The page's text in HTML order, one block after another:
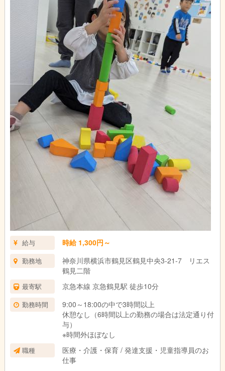
給与 時給 1,300円～
勤務地
神奈川県横浜市鶴見区鶴見中央3-21-7 リエス
鶴見二階
最寄駅 京急本線 京急鶴見駅 徒歩10分
勤務時間
9:00～18:00の中で3時間以上
休憩なし（6時間以上の勤務の場合は法定通り付
与）
※時間外ほぼなし
職種
医療・介護・保育 / 発達支援・児童指導員のお
仕事